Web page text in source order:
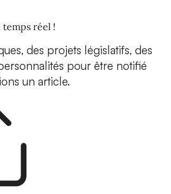
temps réel !
des projets législatifs, des
pour être notifié
un article.